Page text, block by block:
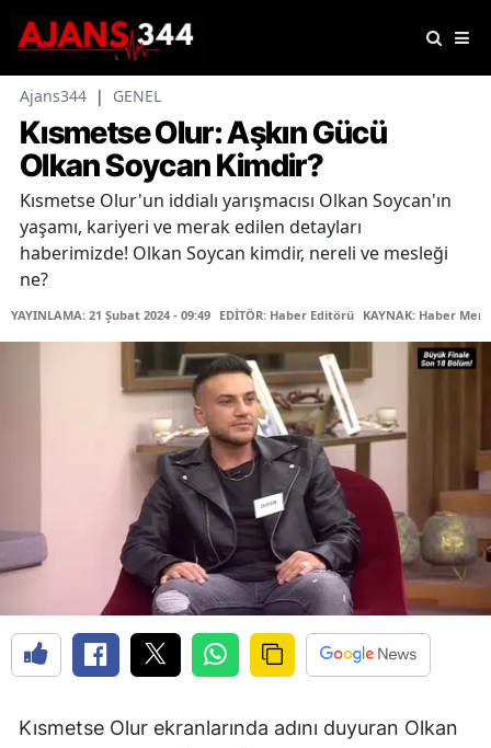
Ajans344 | GENEL
Kısmetse Olur: Aşkın Gücü
Olkan Soycan Kimdir?
Kısmetse Olur'un iddialı yarışmacısı Olkan Soycan'ın
yaşamı, kariyeri ve merak edilen detayları
haberimizde! Olkan Soycan kimdir, nereli ve mesleği
ne?
YAYINLAMA: 21 Şubat 2024 - 09:49 EDİTÖR: Haber Editörü KAYNAK: Haber
Kısmetse Olur ekranlarında adını duyuran Olkan